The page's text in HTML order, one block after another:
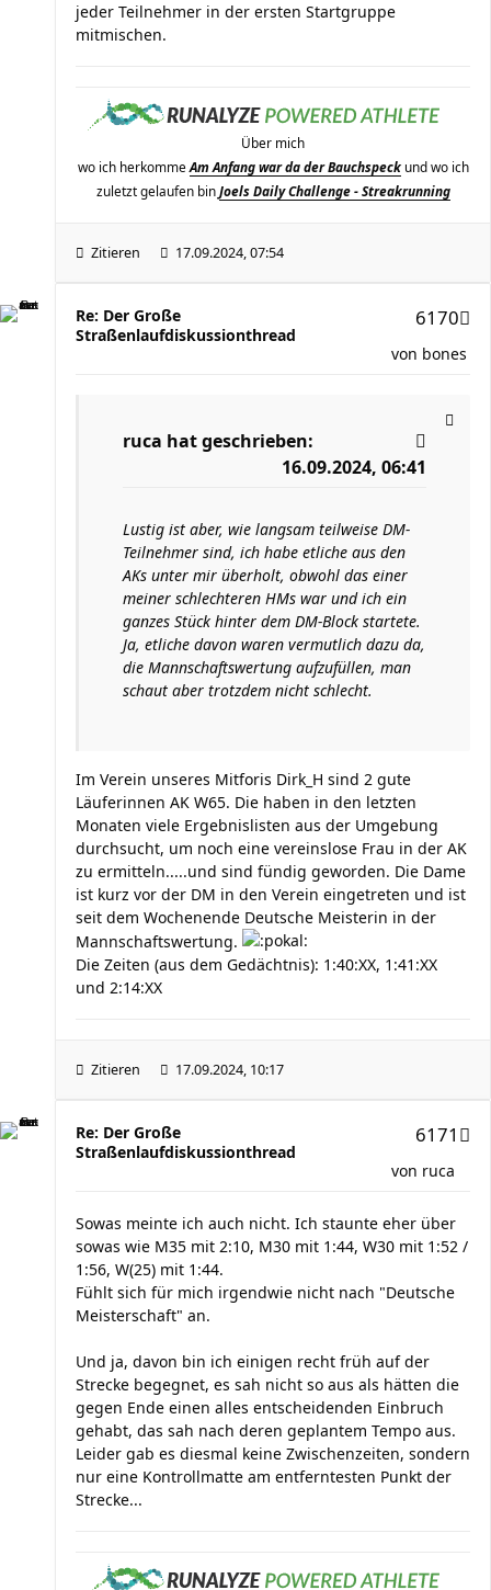
jeder Teilnehmer in der ersten Startgruppe
mitmischen.
Über mich
wo ich herkomme Am Anfang war da der Bauchspeckund wo ich
zuletzt gelaufen binJoels Daily Challenge - Streakrunning
Zitieren 17.09.2024, 07:54
Re: Der Große
Straßenlaufdiskussionthread
6170
von bones
ruca hat geschrieben:
16.09.2024, 06:41
Lustig ist aber, wie langsam teilweise DM-
Teilnehmer sind, ich habe etliche aus den
AKs unter mir überholt, obwohl das einer
meiner schlechteren HMs war und ich ein
ganzes Stück hinter dem DM-Block startete.
Ja, etliche davon waren vermutlich dazu da,
die Mannschaftswertung aufzufüllen, man
schaut aber trotzdem nicht schlecht.
Im Verein unseres Mitforis Dirk_H sind 2 gute
Läuferinnen AK W65. Die haben in den letzten
Monaten viele Ergebnislisten aus der Umgebung
durchsucht, um noch eine vereinslose Frau in der AK
zu ermitteln.....und sind fündig geworden. Die Dame
ist kurz vor der DM in den Verein eingetreten und ist
seit dem Wochenende Deutsche Meisterin in der
Mannschaftswertung.
Die Zeiten (aus dem Gedächtnis): 1:40:XX, 1:41:XX
und 2:14:XX
Zitieren 17.09.2024, 10:17
Re: Der Große
Straßenlaufdiskussionthread
6171
von ruca
Sowas meinte ich auch nicht. Ich staunte eher über
sowas wie M35 mit 2:10, M30 mit 1:44, W30 mit 1:52 /
1:56, W(25) mit 1:44.
Fühlt sich für mich irgendwie nicht nach "Deutsche
Meisterschaft" an.
Und ja, davon bin ich einigen recht früh auf der
Strecke begegnet, es sah nicht so aus als hätten die
gegen Ende einen alles entscheidenden Einbruch
gehabt, das sah nach deren geplantem Tempo aus.
Leider gab es diesmal keine Zwischenzeiten, sondern
nur eine Kontrollmatte am entferntesten Punkt der
Strecke...